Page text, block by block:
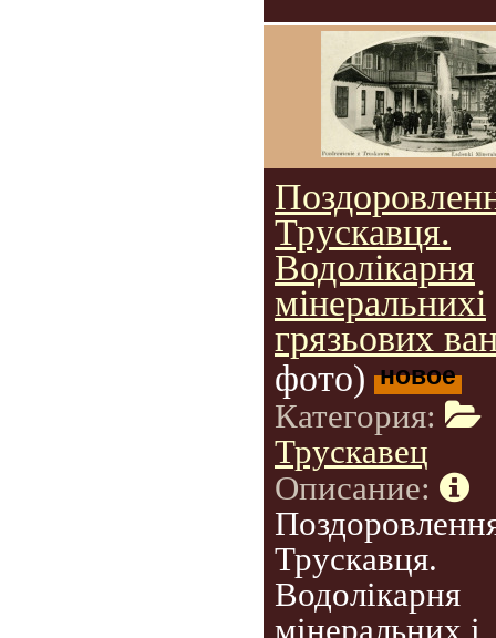
Трускавця.
Водолікарня
мінеральнихі
грязьових
фото) новое
Категория:
Трускавец
Описание:
Трускавця.
Водолікарня
мінеральних і